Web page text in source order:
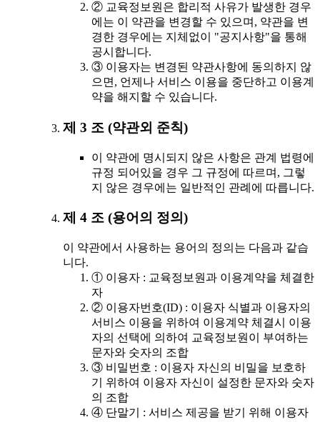
② 교육정보원은 합리적 사유가 발생한 경우
에는 이 약관을 변경할 수 있으며, 약관을 변
경한 경우에는 지체없이 "공지사항"을 통해
공시합니다.
③ 이용자는 변경된 약관사항에 동의하지 않
으면, 언제나 서비스 이용을 중단하고 이용계
약을 해지할 수 있습니다.
제 3 조 (약관외 준칙)
이 약관에 명시되지 않은 사항은 관계 법령에
규정 되어있을 경우 그 규정에 따르며, 그렇
지 않은 경우에는 일반적인 관례에 따릅니다.
제 4 조 (용어의 정의)
이 약관에서 사용하는 용어의 정의는 다음과 같습
니다.
① 이용자 : 교육정보원과 이용계약을 체결한
자
② 이용자번호(ID) : 이용자 식별과 이용자의
서비스 이용을 위하여 이용계약 체결시 이용
자의 선택에 의하여 교육정보원이 부여하는
문자와 숫자의 조합
③ 비밀번호 : 이용자 자신의 비밀을 보호하
기 위하여 이용자 자신이 설정한 문자와 숫자
의 조합
④ 단말기 : 서비스 제공을 받기 위해 이용자